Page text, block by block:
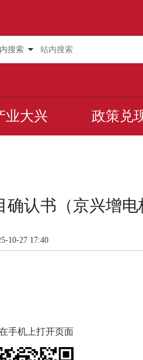
搜索
业大兴 政策兑
认书（京兴增电
10-27 17:40
手机上打开页面